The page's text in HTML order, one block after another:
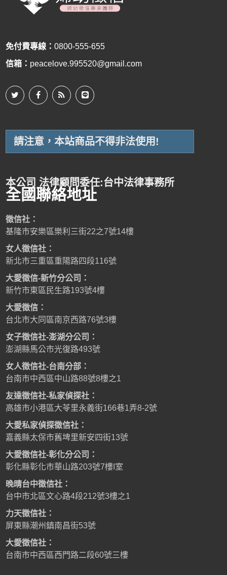
免付費專線：0800-555-655
信箱： peacelove.995520@gmail.com
請注意，本站商品不得非法使用!
本公司 法律顧問委任:台中法律事務所
全國聯絡地址
徵信社：
基隆市安樂區樂利三街22之7號14樓
女人徵信社：
新北市三重區重陽路四段116號
大愛徵信-新竹分公司：
新竹市東區民生路193號4樓
大愛徵信：
台北市大同區南京西路76號3樓
女子徵信社-澎湖分公司：
澎湖縣馬公市光復路493號
女人徵信社-台南分部：
台南市中西區中山路88號8樓之1
友達徵信社-私家偵探社：
高雄市小港區大苓里永義街166巷1弄8-2號
大愛私家偵探徵信社：
嘉義縣太保市舊埤里新安四街13號
大愛徵信社-彰化分公司：
彰化縣彰化市華山路203號7樓I室
晚晴台中徵信社：
台中市北區文心路4段212號3樓之1
力天徵信社：
屏東縣潮州鎮南昌街53號
大愛徵信社：
台南市中西區西門路二段60號三樓